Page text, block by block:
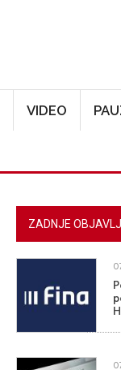
VIDEO
ZADNJE